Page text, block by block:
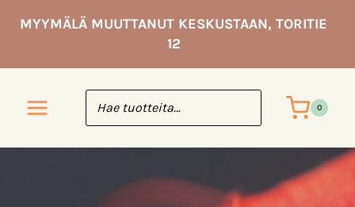
sisältöön
MYYMÄLÄ MUUTTANUT KESKUSTAAN, TORITIE
12
0